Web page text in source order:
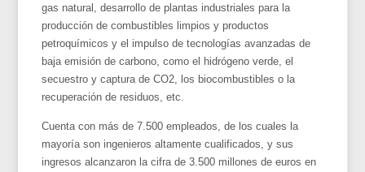
gas natural, desarrollo de plantas industriales para la
producción de combustibles limpios y productos
petroquímicos y el impulso de tecnologías avanzadas de
baja emisión de carbono, como el hidrógeno verde, el
secuestro y captura de CO2, los biocombustibles o la
recuperación de residuos, etc.
Cuenta con más de 7.500 empleados, de los cuales la
mayoría son ingenieros altamente cualificados, y sus
ingresos alcanzaron la cifra de 3.500 millones de euros en